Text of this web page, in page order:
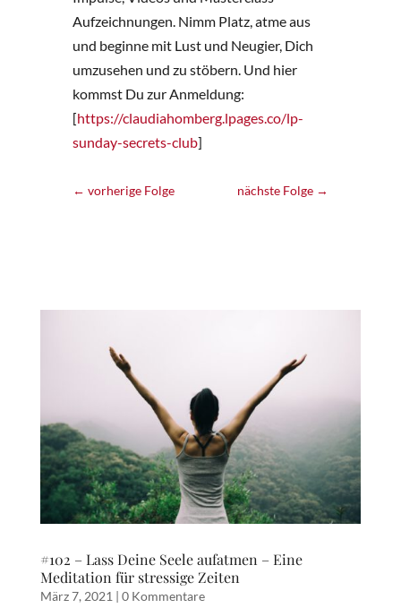
Aufzeichnungen. Nimm Platz, atme aus
und beginne mit Lust und Neugier, Dich
umzusehen und zu stöbern. Und hier
kommst Du zur Anmeldung:
[https://claudiahomberg.lpages.co/lp-
sunday-secrets-club]
← vorherige Folge nächste Folge →
#102 – Lass Deine Seele aufatmen – Eine
Meditation für stressige Zeiten
März 7, 2021 | 0 Kommentare